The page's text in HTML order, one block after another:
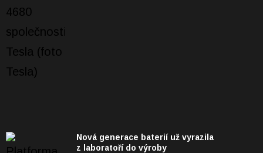
Nová generace baterií už vyrazila
z laboratoří do výroby